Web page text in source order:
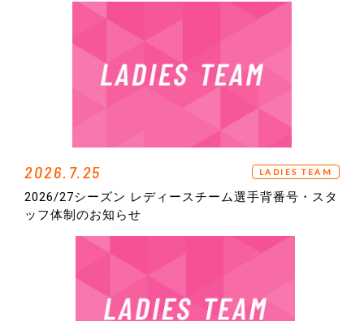
2026.7.25 LADIES TEAM
2026/27シーズン レディースチーム選手背番号・スタ
ッフ体制のお知らせ